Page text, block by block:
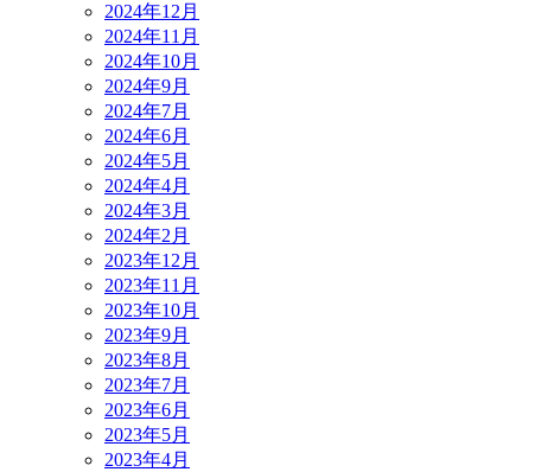
2024年12月
2024年11月
2024年10月
2024年9月
2024年7月
2024年6月
2024年5月
2024年4月
2024年3月
2024年2月
2023年12月
2023年11月
2023年10月
2023年9月
2023年8月
2023年7月
2023年6月
2023年5月
2023年4月